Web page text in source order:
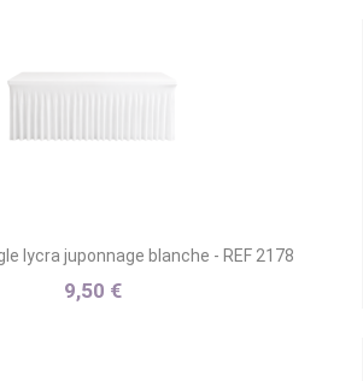
lycra juponnage blanche - REF 2178
9,50 €